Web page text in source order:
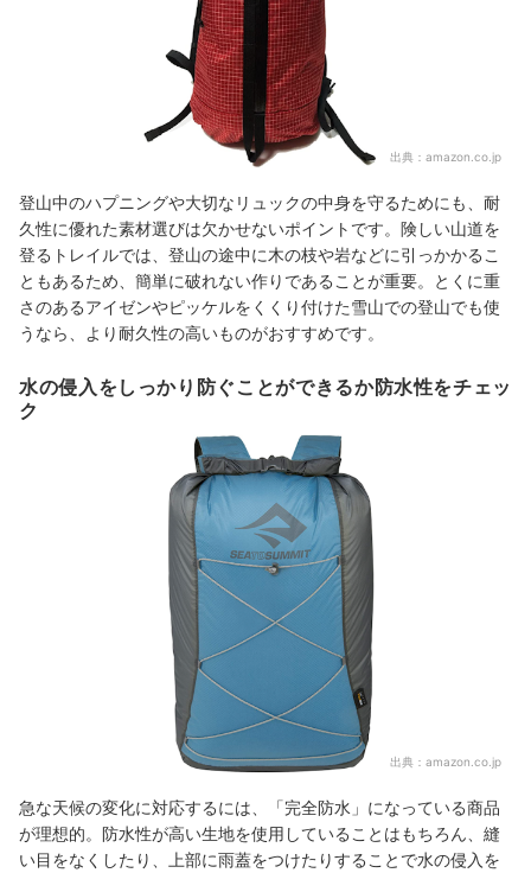
出典： amazon.co.jp
登山中のハプニングや大切なリュックの中身を守るためにも、耐
久性に優れた素材選びは欠かせないポイントです。険しい山道を
登るトレイルでは、登山の途中に木の枝や岩などに引っかかるこ
ともあるため、簡単に破れない作りであることが重要。とくに重
さのあるアイゼンやピッケルをくくり付けた雪山での登山でも使
うなら、より耐久性の高いものがおすすめです。
水の侵入をしっかり防ぐことができるか防水性をチェッ
ク
出典： amazon.co.jp
急な天候の変化に対応するには、「完全防水」になっている商品
が理想的。防水性が高い生地を使用していることはもちろん、縫
い目をなくしたり、上部に雨蓋をつけたりすることで水の侵入を